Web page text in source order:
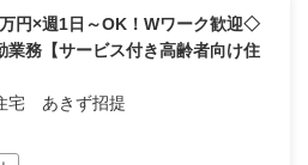
円×週1日～OK！Wワーク歓迎◇
業務【サービス付き高齢者向け住
宅 あきず招提